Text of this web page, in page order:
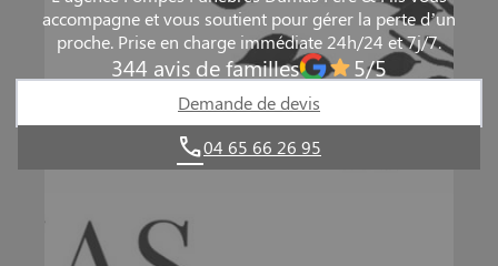
accompagne et vous soutient pour gérer la perte d’un
proche. Prise en charge immédiate 24h/24 et 7j/7.
344 avis de familles 5/5
Demande de devis
04 65 66 26 95